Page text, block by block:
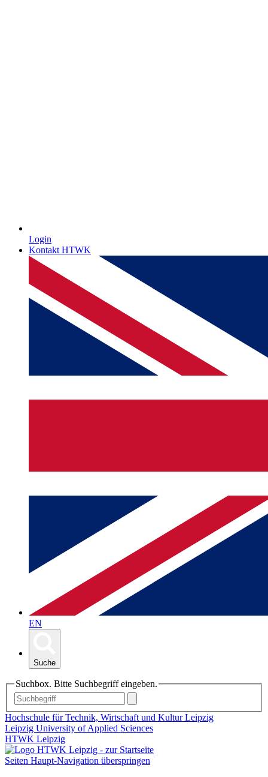
Login
Kontakt HTWK
EN
Suche
Suchbox. Bitte Suchbegriff eingeben.
Hochschule für Technik, Wirtschaft und Kultur Leipzig
Leipzig University of Applied Sciences
HTWK Leipzig
Seiten Haupt-Navigation überspringen